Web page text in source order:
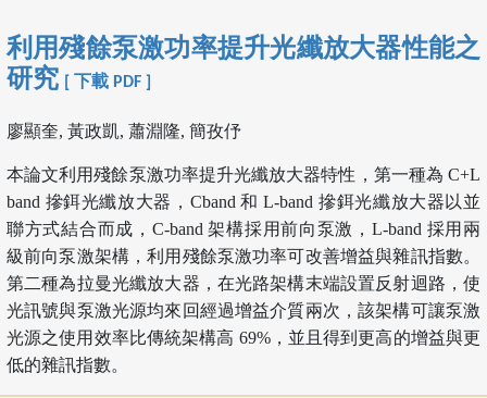
利用殘餘泵激功率提升光纖放大器性能之
研究
[ 下載 PDF ]
廖顯奎, 黃政凱, 蕭淵隆, 簡孜伃
本論文利用殘餘泵激功率提升光纖放大器特性，第一種為 C+L
band 摻鉺光纖放大器，Cband 和 L-band 摻鉺光纖放大器以並
聯方式結合而成，C-band 架構採用前向泵激，L-band 採用兩
級前向泵激架構，利用殘餘泵激功率可改善增益與雜訊指數。
第二種為拉曼光纖放大器，在光路架構末端設置反射迴路，使
光訊號與泵激光源均來回經過增益介質兩次，該架構可讓泵激
光源之使用效率比傳統架構高 69%，並且得到更高的增益與更
低的雜訊指數。